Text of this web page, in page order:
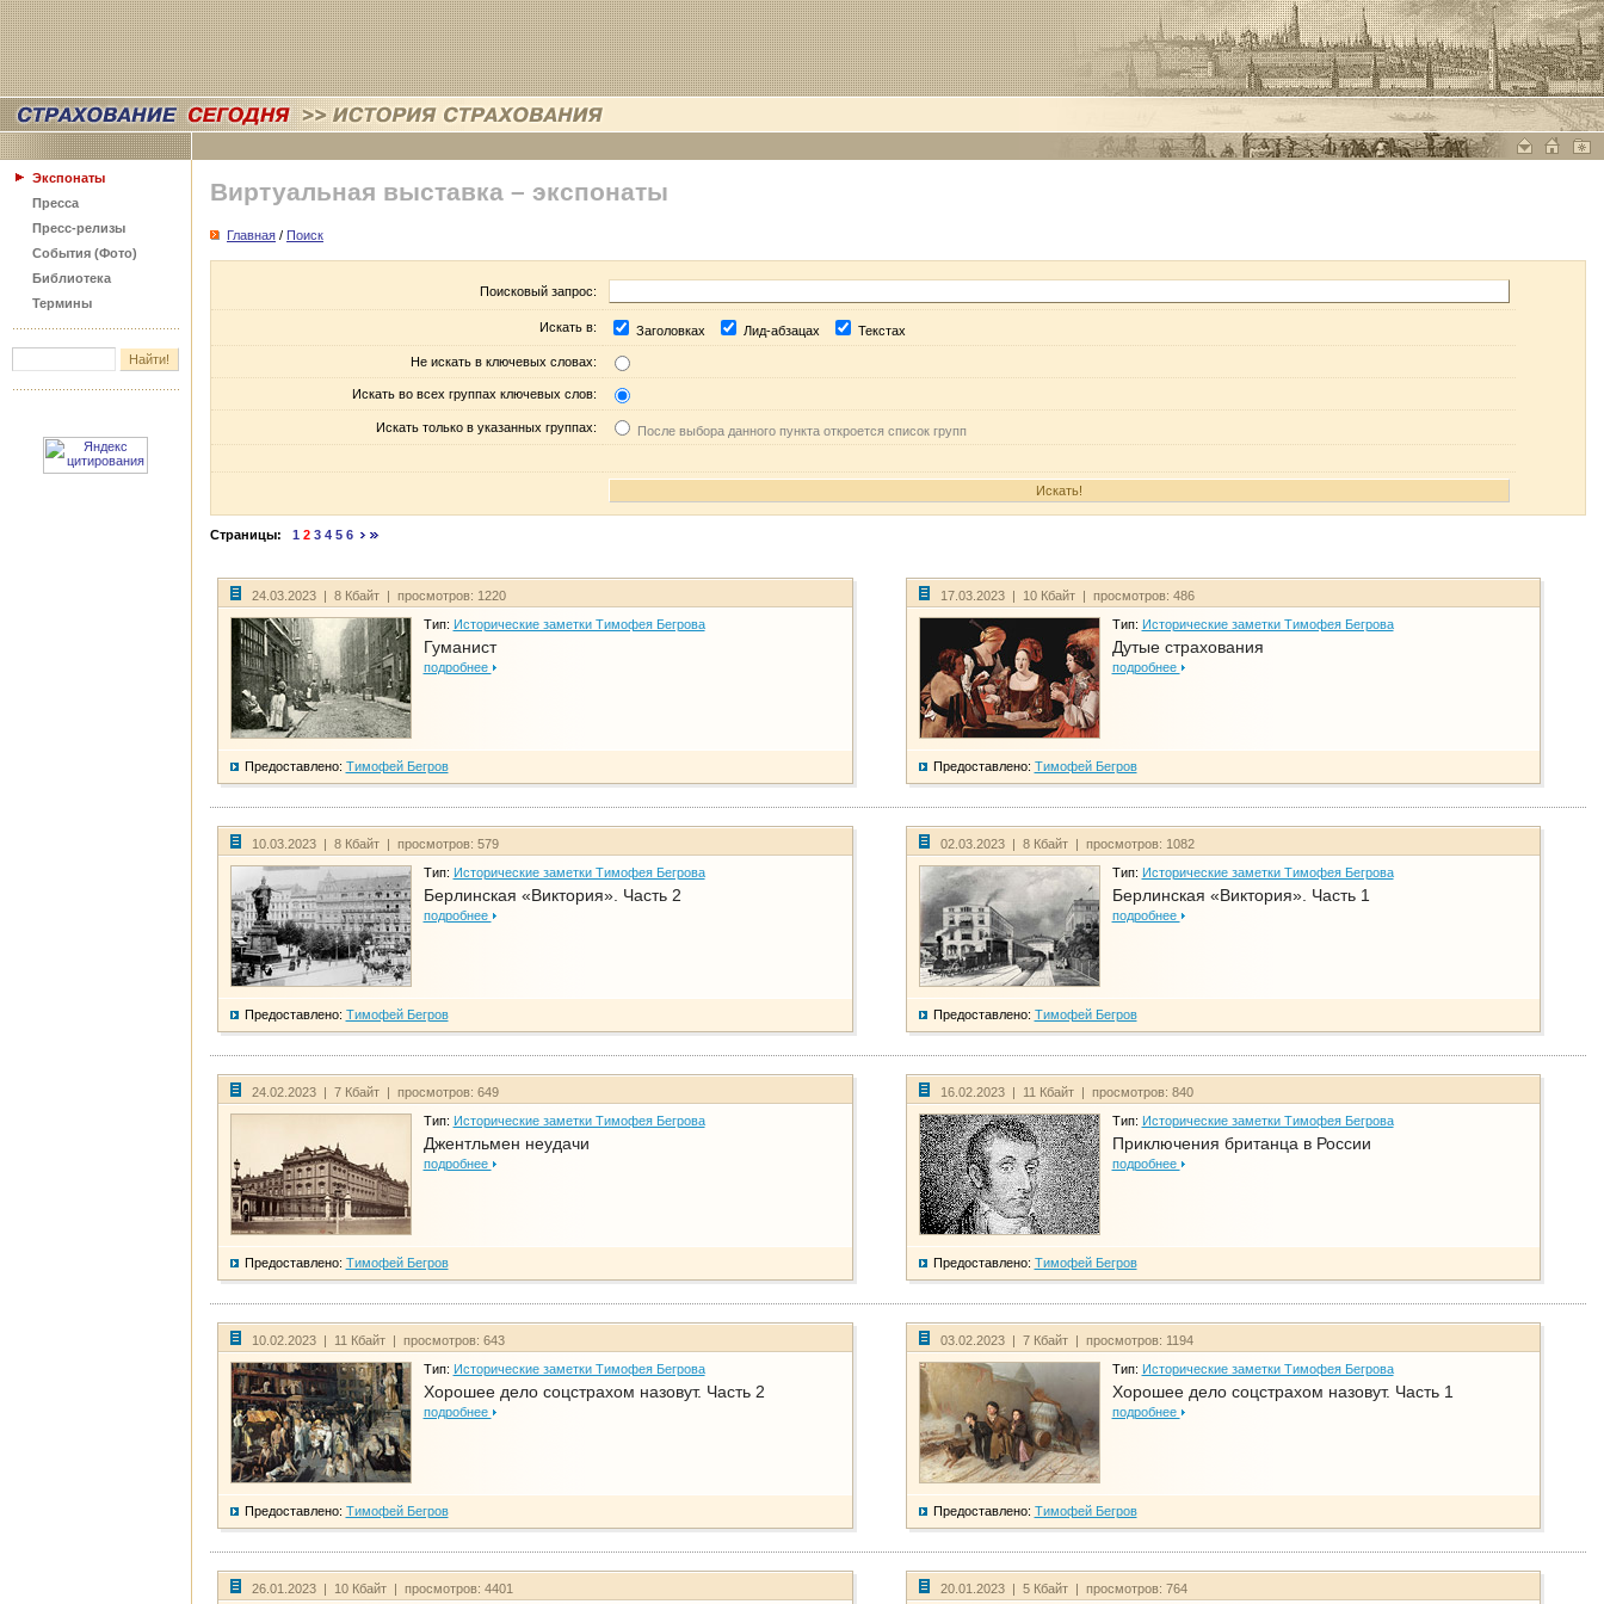
Экспонаты
Пресса
Пресс-релизы
События (Фото)
Библиотека
Термины
Виртуальная выставка – экспонаты
Главная / Поиск
Поисковый запрос:
Искать в: Заголовках Лид-абзацах Текстах
Не искать в ключевых словах:
Искать во всех группах ключевых слов:
Искать только в указанных группах: После выбора данного пункта откроется список групп
Страницы: 1 2 3 4 5 6
24.03.2023 | 8 Кбайт | просмотров: 1220
Тип: Исторические заметки Тимофея Бегрова
Гуманист
подробнее
Предоставлено: Тимофей Бегров
17.03.2023 | 10 Кбайт | просмотров: 486
Тип: Исторические заметки Тимофея Бегрова
Дутые страхования
подробнее
Предоставлено: Тимофей Бегров
10.03.2023 | 8 Кбайт | просмотров: 579
Тип: Исторические заметки Тимофея Бегрова
Берлинская «Виктория». Часть 2
подробнее
Предоставлено: Тимофей Бегров
02.03.2023 | 8 Кбайт | просмотров: 1082
Тип: Исторические заметки Тимофея Бегрова
Берлинская «Виктория». Часть 1
подробнее
Предоставлено: Тимофей Бегров
24.02.2023 | 7 Кбайт | просмотров: 649
Тип: Исторические заметки Тимофея Бегрова
Джентльмен неудачи
подробнее
Предоставлено: Тимофей Бегров
16.02.2023 | 11 Кбайт | просмотров: 840
Тип: Исторические заметки Тимофея Бегрова
Приключения британца в России
подробнее
Предоставлено: Тимофей Бегров
10.02.2023 | 11 Кбайт | просмотров: 643
Тип: Исторические заметки Тимофея Бегрова
Хорошее дело соцстрахом назовут. Часть 2
подробнее
Предоставлено: Тимофей Бегров
03.02.2023 | 7 Кбайт | просмотров: 1194
Тип: Исторические заметки Тимофея Бегрова
Хорошее дело соцстрахом назовут. Часть 1
подробнее
Предоставлено: Тимофей Бегров
26.01.2023 | 10 Кбайт | просмотров: 4401 20.01.2023 | 5 Кбайт | просмотров: 764